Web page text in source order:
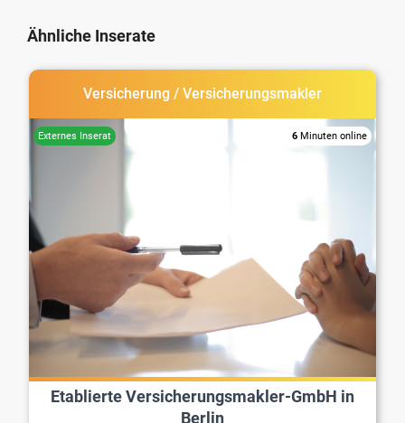
Ähnliche Inserate
Versicherung / Versicherungsmakler
6 Minuten online
Etablierte Versicherungsmakler-GmbH in
Berlin